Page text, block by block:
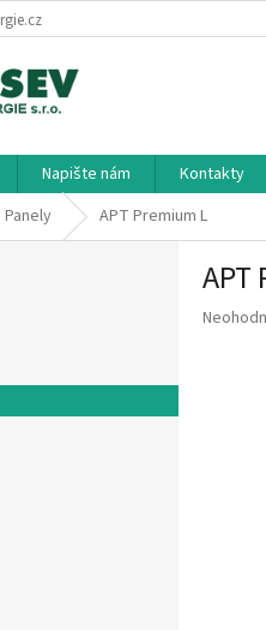
Napište nám Kontakty
Panely APT Premium L
APT